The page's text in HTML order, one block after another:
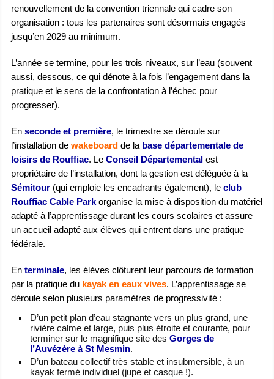
renouvellement de la convention triennale qui cadre son
organisation : tous les partenaires sont désormais engagés
jusqu’en 2029 au minimum.
L’année se termine, pour les trois niveaux, sur l’eau (souvent
aussi, dessous, ce qui dénote à la fois l’engagement dans la
pratique et le sens de la confrontation à l’échec pour
progresser).
Enseconde et première, le trimestre se déroule sur
l’installation dewakeboard de la base départementale de
loisirs de Rouffiac. LeConseil Départemental est
propriétaire de l’installation, dont la gestion est déléguée à la
Sémitour (qui emploie les encadrants également), leclub
Rouffiac Cable Park organise la mise à disposition du matériel
adapté à l’apprentissage durant les cours scolaires et assure
un accueil adapté aux élèves qui entrent dans une pratique
fédérale.
Enterminale, les élèves clôturent leur parcours de formation
par la pratique du kayak en eaux vives. L’apprentissage se
déroule selon plusieurs paramètres de progressivité :
D’un petit plan d’eau stagnante vers un plus grand, une
rivière calme et large, puis plus étroite et courante, pour
terminer sur le magnifique site desGorges de
l’Auvézère à St Mesmin.
D’un bateau collectif très stable et insubmersible, à un
kayak fermé individuel (jupe et casque !).